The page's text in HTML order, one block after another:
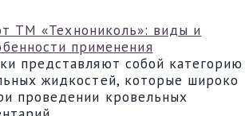
ТМ «Технониколь»: виды и
применения
представляют собой категорию
жидкостей, которые широко
проведении кровельных